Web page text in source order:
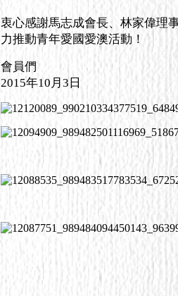
衷心感謝馬志成會長、林家偉理
力推動青年愛國愛澳活動！
會員們
2015年10月3日